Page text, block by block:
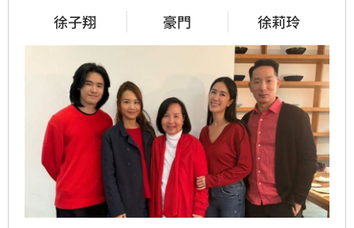
徐子翔 豪門 徐莉玲